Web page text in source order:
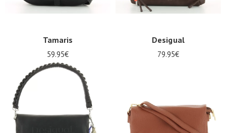
Tamaris
59.95€
Desigual
79.95€